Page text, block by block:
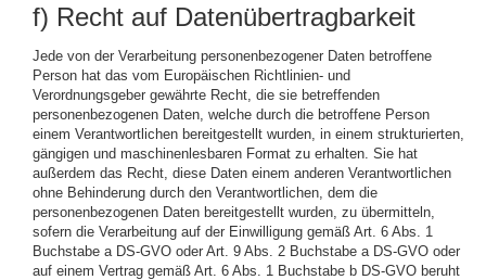
f) Recht auf Datenübertragbarkeit
Jede von der Verarbeitung personenbezogener Daten betroffene
Person hat das vom Europäischen Richtlinien- und
Verordnungsgeber gewährte Recht, die sie betreffenden
personenbezogenen Daten, welche durch die betroffene Person
einem Verantwortlichen bereitgestellt wurden, in einem strukturierten,
gängigen und maschinenlesbaren Format zu erhalten. Sie hat
außerdem das Recht, diese Daten einem anderen Verantwortlichen
ohne Behinderung durch den Verantwortlichen, dem die
personenbezogenen Daten bereitgestellt wurden, zu übermitteln,
sofern die Verarbeitung auf der Einwilligung gemäß Art. 6 Abs. 1
Buchstabe a DS-GVO oder Art. 9 Abs. 2 Buchstabe a DS-GVO oder
auf einem Vertrag gemäß Art. 6 Abs. 1 Buchstabe b DS-GVO beruht